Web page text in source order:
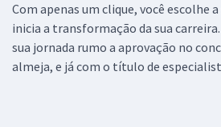
Com apenas um clique, você escolhe
inicia a transformação da sua
sua jornada rumo a aprovação no
almeja, e já com o título de